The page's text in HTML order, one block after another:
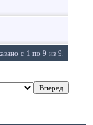
с 1 по 9 из 9.